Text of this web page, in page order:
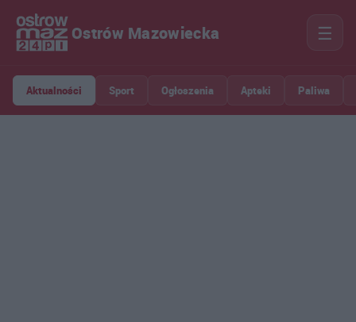
Ostrów Mazowiecka ☰
Aktualności Sport Ogłoszenia Apteki Paliwa